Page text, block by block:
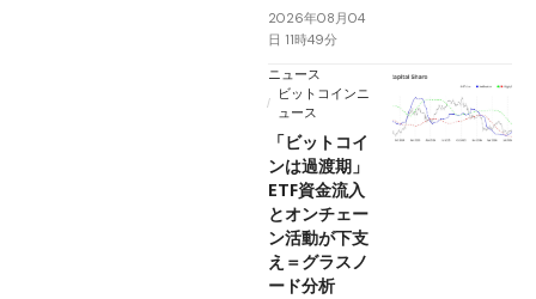
2026年08月04
日 11時49分
ニュース
ビットコインニ
ュース
「ビットコイ
ンは過渡期」
ETF資金流入
とオンチェー
ン活動が下支
え＝グラスノ
ード分析